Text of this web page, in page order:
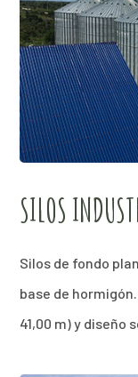
SILOS
Silos de fondo
base de
41,00 m) y diseño